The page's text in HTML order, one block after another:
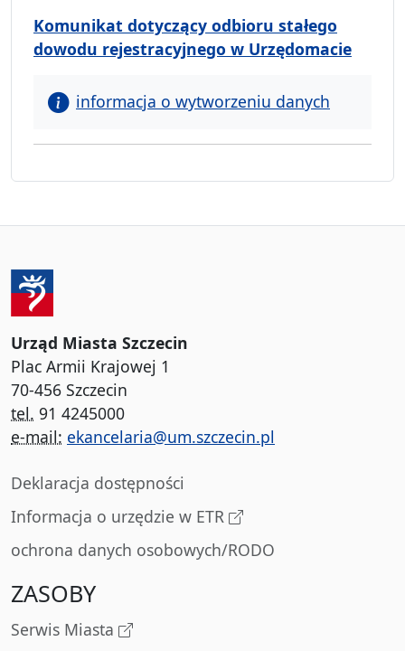
Komunikat dotyczący odbioru stałego
dowodu rejestracyjnego w Urzędomacie
informacja o wytworzeniu danych
Urząd Miasta Szczecin
Plac Armii Krajowej 1
70-456 Szczecin
tel. 91 4245000
e-mail: ekancelaria@um.szczecin.pl
Deklaracja dostępności
Informacja o urzędzie w ETR
ochrona danych osobowych/RODO
ZASOBY
Serwis Miasta